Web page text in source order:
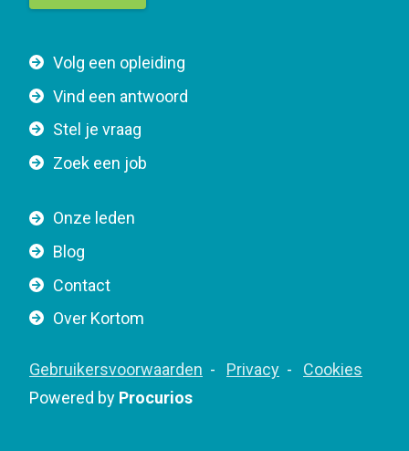
F
o
t
e
a
v
i
a
i
o
Volg een opleiding
Vind een antwoord
Stel je vraag
Zoek een job
Onze leden
Blog
Contact
Over Kortom
F
o
Gebruikersvoorwaarden Privacy
Cookies
Powered by Procurios
t
o
n
a
v
g
t
i
o